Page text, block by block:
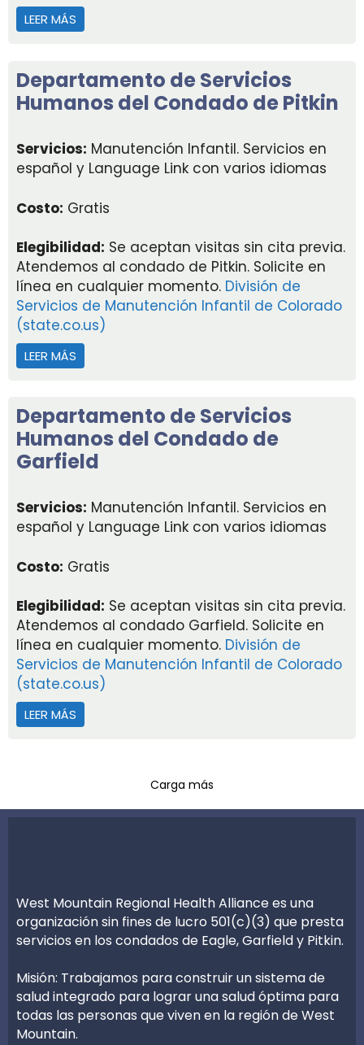
LEER MÁS
Departamento de Servicios
Humanos del Condado de Pitkin
Servicios: Manutención Infantil. Servicios en
español y Language Link con varios idiomas
Costo: Gratis
Elegibilidad: Se aceptan visitas sin cita previa.
Atendemos al condado de Pitkin. Solicite en
línea en cualquier momento. División de
Servicios de Manutención Infantil de Colorado
(state.co.us)
LEER MÁS
Departamento de Servicios
Humanos del Condado de
Garfield
Servicios: Manutención Infantil. Servicios en
español y Language Link con varios idiomas
Costo: Gratis
Elegibilidad: Se aceptan visitas sin cita previa.
Atendemos al condado Garfield. Solicite en
línea en cualquier momento. División de
Servicios de Manutención Infantil de Colorado
(state.co.us)
LEER MÁS
Carga más
West Mountain Regional Health Alliance es una
organización sin fines de lucro 501(c)(3) que presta
servicios en los condados de Eagle, Garfield y Pitkin.
Misión: Trabajamos para construir un sistema de
salud integrado para lograr una salud óptima para
todas las personas que viven en la región de West
Mountain.